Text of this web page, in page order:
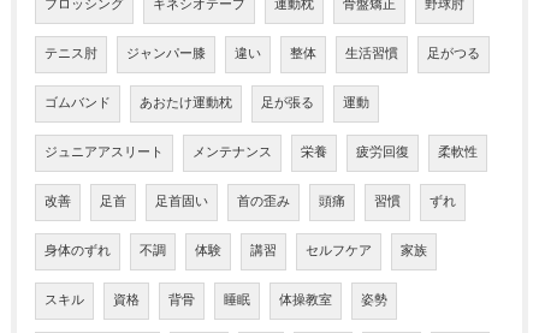
フロッシング キネシオテープ 運動枕 骨盤矯正 野球肘
テニス肘 ジャンパー膝 違い 整体 生活習慣 足がつる
ゴムバンド あおたけ運動枕 足が張る 運動
ジュニアアスリート メンテナンス 栄養 疲労回復 柔軟性
改善 足首 足首固い 首の歪み 頭痛 習慣 ずれ
身体のずれ 不調 体験 講習 セルフケア 家族
スキル 資格 背骨 睡眠 体操教室 姿勢